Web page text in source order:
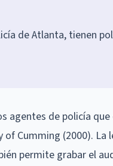
de Atlanta, tienen
agentes de policía
Cumming (2000). La
permite grabar el